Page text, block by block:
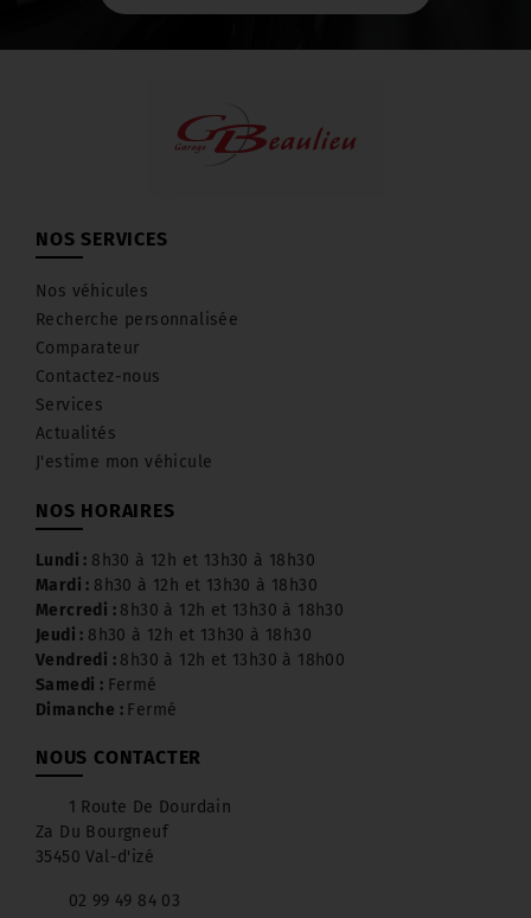
d’immatriculation
Demande de certificat d’immatriculation
· Contrôle technique en cours de validité
passeport) en cours de validité
· Permis de conduire
· Justificatif de domicile de – de 6 mois
NOS SERVICES
Nos véhicules
Recherche personnalisée
Comparateur
Contactez-nous
Services
Actualités
J'estime mon véhicule
NOS HORAIRES
Lundi : 8h30 à 12h et 13h30 à 18h30
Mardi : 8h30 à 12h et 13h30 à 18h30
Mercredi : 8h30 à 12h et 13h30 à 18h30
Jeudi : 8h30 à 12h et 13h30 à 18h30
Vendredi : 8h30 à 12h et 13h30 à 18h00
Samedi : Fermé
Dimanche : Fermé
NOUS CONTACTER
1 Route De Dourdain
Za Du Bourgneuf
35450 Val-d'izé
02 99 49 84 03